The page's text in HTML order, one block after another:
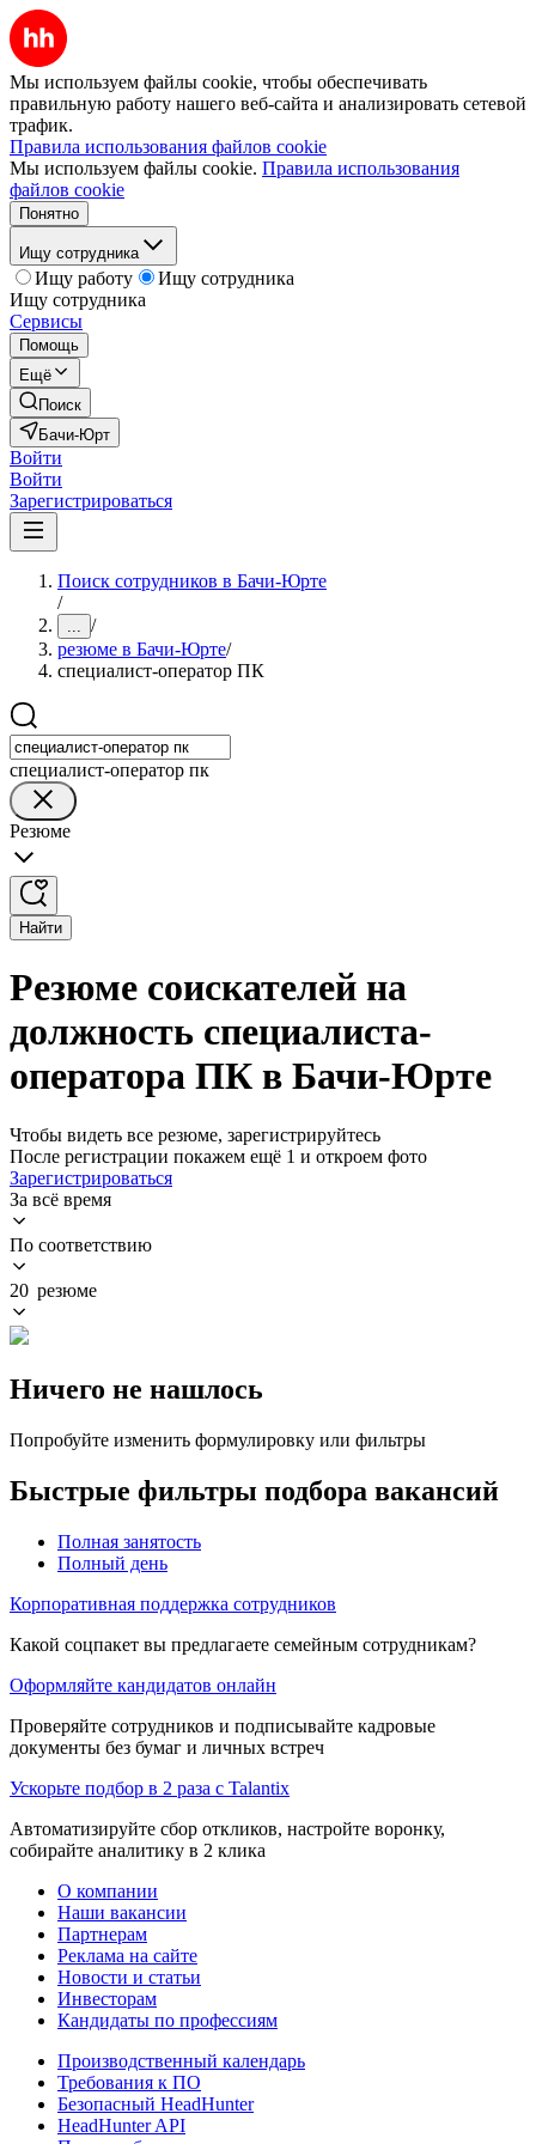
Мы используем файлы cookie, чтобы обеспечивать
правильную работу нашего веб-сайта и анализировать сетевой
трафик.
Правила использования файлов cookie
Мы используем файлы cookie. Правила использования
файлов cookie
Понятно
Ищу сотрудника
Ищу работу
Ищу сотрудника
Ищу сотрудника
Сервисы
Помощь
Ещё
Поиск
Бачи-Юрт
Войти
Войти
Зарегистрироваться
Поиск сотрудников в Бачи-Юрте
/
... /
резюме в Бачи-Юрте/
специалист-оператор ПК
специалист-оператор пк
Резюме
Найти
Резюме соискателей на
должность специалиста-
оператора ПК в Бачи-Юрте
Чтобы видеть все резюме, зарегистрируйтесь
После регистрации покажем ещё 1 и откроем фото
Зарегистрироваться
За всё время
По соответствию
20 резюме
Ничего не нашлось
Попробуйте изменить формулировку или фильтры
Быстрые фильтры подбора вакансий
Полная занятость
Полный день
Корпоративная поддержка сотрудников
Какой соцпакет вы предлагаете семейным сотрудникам?
Оформляйте кандидатов онлайн
Проверяйте сотрудников и подписывайте кадровые
документы без бумаг и личных встреч
Ускорьте подбор в 2 раза с Talantix
Автоматизируйте сбор откликов, настройте воронку,
собирайте аналитику в 2 клика
О компании
Наши вакансии
Партнерам
Реклама на сайте
Новости и статьи
Инвесторам
Кандидаты по профессиям
Производственный календарь
Требования к ПО
Безопасный HeadHunter
HeadHunter API